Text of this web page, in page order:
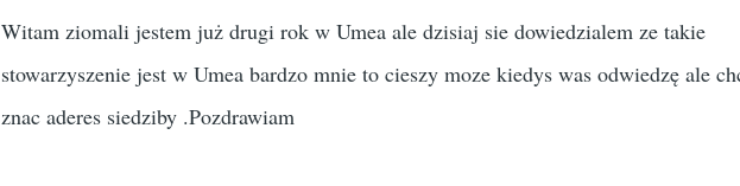
Witam ziomali jestem już drugi rok w Umea ale dzisiaj sie dowiedzialem ze takie
stowarzyszenie jest w Umea bardzo mnie to cieszy moze kiedys was odwiedzę ale
znac aderes siedziby .Pozdrawiam